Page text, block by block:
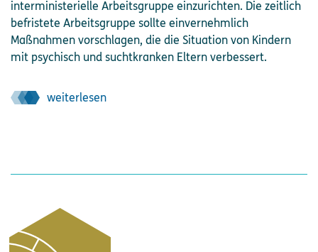
interministerielle Arbeitsgruppe einzurichten. Die zeitlich
befristete Arbeitsgruppe sollte einvernehmlich
Maßnahmen vorschlagen, die die Situation von Kindern
mit psychisch und suchtkranken Eltern verbessert.
weiterlesen